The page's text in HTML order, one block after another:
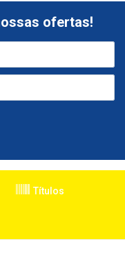
ofertas!
Títulos